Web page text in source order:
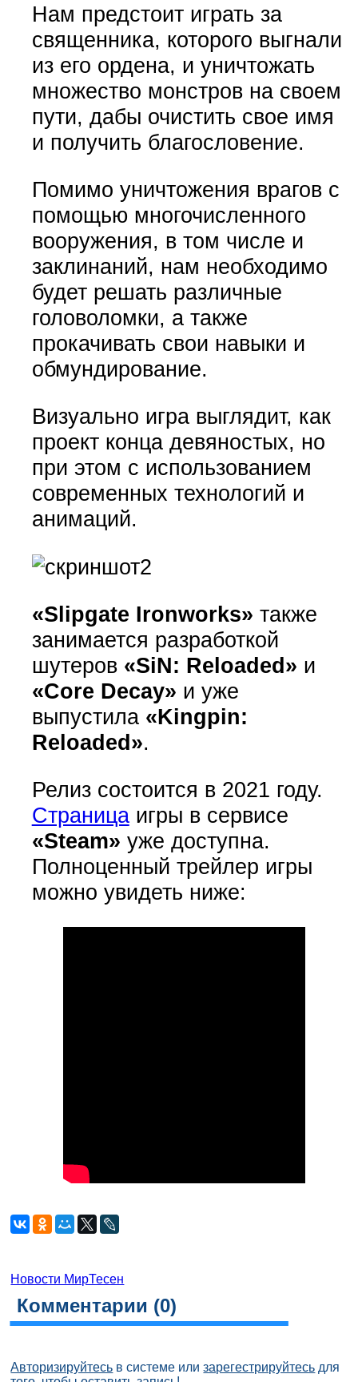
Нам предстоит играть за
священника, которого выгнали
из его ордена, и уничтожать
множество монстров на своем
пути, дабы очистить свое имя
и получить благословение.
Помимо уничтожения врагов с
помощью многочисленного
вооружения, в том числе и
заклинаний, нам необходимо
будет решать различные
головоломки, а также
прокачивать свои навыки и
обмундирование.
Визуально игра выглядит, как
проект конца девяностых, но
при этом с использованием
современных технологий и
анимаций.
«Slipgate Ironworks» также
занимается разработкой
шутеров «SiN: Reloaded» и
«Core Decay» и уже
выпустила «Kingpin:
Reloaded».
Релиз состоится в 2021 году.
Страницаигры в сервисе
«Steam» уже доступна.
Полноценный трейлер игры
можно увидеть ниже:
Новости МирТесен
Комментарии (0)
Авторизируйтесь в системе илизарегестрируйтесь для